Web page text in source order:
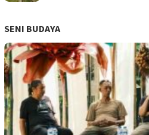
SENI BUDAYA